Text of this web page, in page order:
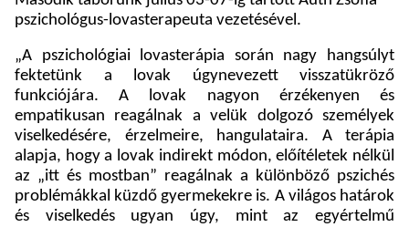
pszichológus-lovasterapeuta vezetésével.
„A pszichológiai lovasterápia során nagy hangsúlyt
fektetünk a lovak úgynevezett visszatükröző
funkciójára. A lovak nagyon érzékenyen és
empatikusan reagálnak a velük dolgozó személyek
viselkedésére, érzelmeire, hangulataira. A terápia
alapja, hogy a lovak indirekt módon, előítéletek nélkül
az „itt és mostban” reagálnak a különböző pszichés
problémákkal küzdő gyermekekre is. A világos határok
és viselkedés ugyan úgy, mint az egyértelmű